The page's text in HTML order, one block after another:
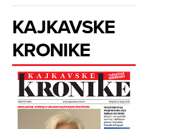
KAJKAVSKE
KRONIKE